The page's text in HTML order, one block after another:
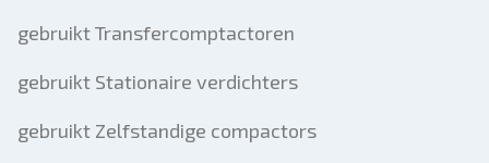
gebruikt Transfercomptactoren
gebruikt Stationaire verdichters
gebruikt Zelfstandige compactors